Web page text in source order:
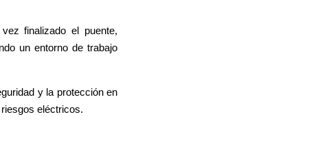
finalizado el puente,
un entorno de trabajo
y la protección en
eléctricos.